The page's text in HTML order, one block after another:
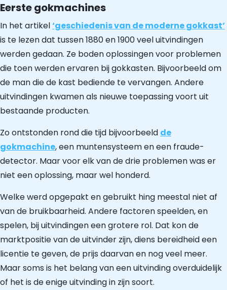
Eerste gokmachines
In het artikel‘geschiedenis van de moderne gokkast’
is te lezen dat tussen 1880 en 1900 veel uitvindingen
werden gedaan. Ze boden oplossingen voor problemen
die toen werden ervaren bij gokkasten. Bijvoorbeeld om
de man die de kast bediende te vervangen. Andere
uitvindingen kwamen als nieuwe toepassing voort uit
bestaande producten.
Zo ontstonden rond die tijd bijvoorbeeld de
gokmachine, een muntensysteem en een fraude-
detector. Maar voor elk van de drie problemen was er
niet een oplossing, maar wel honderd.
Welke werd opgepakt en gebruikt hing meestal niet af
van de bruikbaarheid. Andere factoren speelden, en
spelen, bij uitvindingen een grotere rol. Dat kon de
marktpositie van de uitvinder zijn, diens bereidheid een
licentie te geven, de prijs daarvan en nog veel meer.
Maar soms is het belang van een uitvinding overduidelijk
of het is de enige uitvinding in zijn soort.